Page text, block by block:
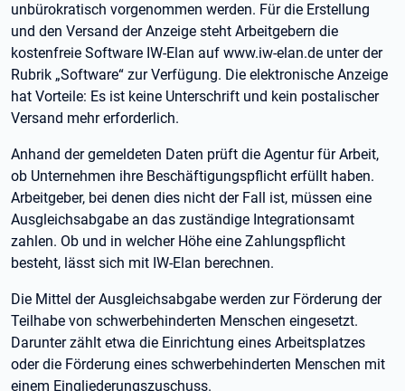
unbürokratisch vorgenommen werden. Für die Erstellung
und den Versand der Anzeige steht Arbeitgebern die
kostenfreie Software IW-Elan auf www.iw-elan.de unter der
Rubrik „Software“ zur Verfügung. Die elektronische Anzeige
hat Vorteile: Es ist keine Unterschrift und kein postalischer
Versand mehr erforderlich.
Anhand der gemeldeten Daten prüft die Agentur für Arbeit,
ob Unternehmen ihre Beschäftigungspflicht erfüllt haben.
Arbeitgeber, bei denen dies nicht der Fall ist, müssen eine
Ausgleichsabgabe an das zuständige Integrationsamt
zahlen. Ob und in welcher Höhe eine Zahlungspflicht
besteht, lässt sich mit IW-Elan berechnen.
Die Mittel der Ausgleichsabgabe werden zur Förderung der
Teilhabe von schwerbehinderten Menschen eingesetzt.
Darunter zählt etwa die Einrichtung eines Arbeitsplatzes
oder die Förderung eines schwerbehinderten Menschen mit
einem Eingliederungszuschuss.